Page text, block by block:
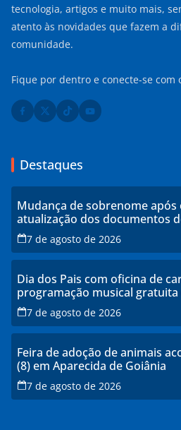
tecnologia, artigos e muito mais,
atento às novidades que fazem a
comunidade.
Fique por dentro e conecte-se com
Destaques
Mudança de sobrenome
atualização dos documentos
transtornos
7 de agosto de 2026
Dia dos Pais com oficina de
programação musical gratuita
Goiânia
7 de agosto de 2026
Feira de adoção de animais
(8) em Aparecida de Goiânia
7 de agosto de 2026